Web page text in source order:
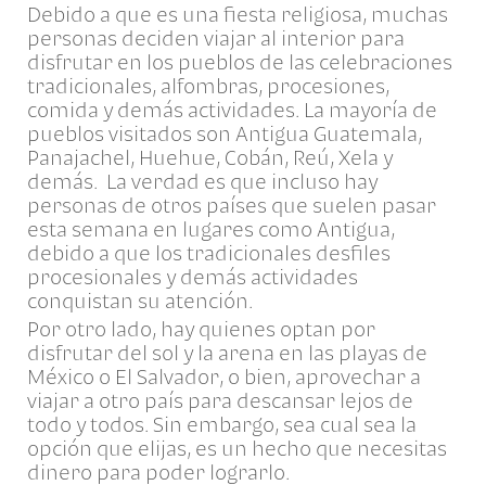
Debido a que es una fiesta religiosa, muchas
personas deciden viajar al interior para
disfrutar en los pueblos de las celebraciones
tradicionales, alfombras, procesiones,
comida y demás actividades. La mayoría de
pueblos visitados son Antigua Guatemala,
Panajachel, Huehue, Cobán, Reú, Xela y
demás. La verdad es que incluso hay
personas de otros países que suelen pasar
esta semana en lugares como Antigua,
debido a que los tradicionales desfiles
procesionales y demás actividades
conquistan su atención.
Por otro lado, hay quienes optan por
disfrutar del sol y la arena en las playas de
México o El Salvador, o bien, aprovechar a
viajar a otro país para descansar lejos de
todo y todos. Sin embargo, sea cual sea la
opción que elijas, es un hecho que necesitas
dinero para poder lograrlo.